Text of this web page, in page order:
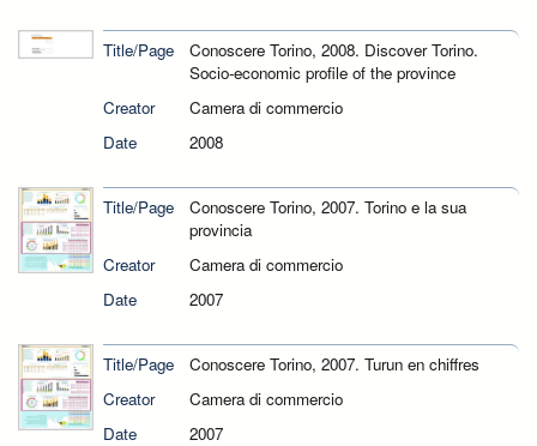
Title/Page
Conoscere Torino, 2008. Discover Torino.
Socio-economic profile of the province
Creator
Camera di commercio
Date
2008
Title/Page
Conoscere Torino, 2007. Torino e la sua
provincia
Creator
Camera di commercio
Date
2007
Title/Page
Conoscere Torino, 2007. Turun en chiffres
Creator
Camera di commercio
Date
2007